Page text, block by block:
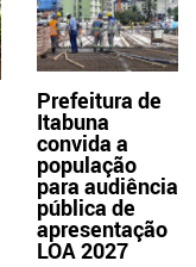
Prefeitura de
Itabuna
convida a
população
para audiência
pública de
apresentação
LOA 2027